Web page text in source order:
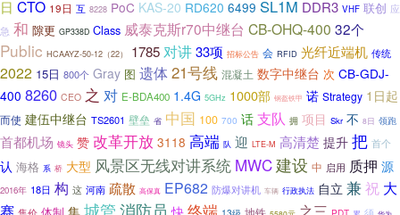
日 CTO 19日 互 8228 PoC KAS-20 RD620 6499 SL1M DDR3 VHF 联创 应
急 和 隙更 GP338D Class 威泰克斯r70中继台 CB-OHQ-400 32个
Public HCAAYZ-50-12（22） 1785对讲33项 招标公告 会 RFID 光纤近端机 传统
2022 15日 800个 Gray 图 遗体21号线 混凝土 数字中继台 次 CB-GDJ-
400 8260 CEO 之 对 E-BDA400 1.4G 5GHz 1000部 钢盔铁甲 诺 Strategy 1日起
而使 建伍中继台 TS2601 壁垒 省 中国 100 700 话 支队 拥 项目 Skr 不 8日 领跑
首都机场 镜头 赞 改革开放 3118 高端 队 迎 LTE-M 高清楚 提升 把 首个
认 海格 系 桥 大型 风景区无线对讲系统 MWC建设 中 启用 质押 源
2016年 18日 构 这 河南 疏散 高保真 EP682 防爆对讲机 车辆 行政执法 自立 兼祝 大
赛
集 城管 消防员 快 终端